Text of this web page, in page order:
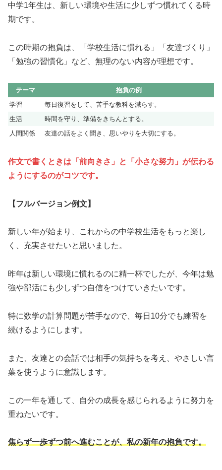
中学1年生は、新しい環境や生活に少しずつ慣れてくる時
期です。
この時期の抱負は、「学校生活に慣れる」「友達づくり」
「勉強の習慣化」など、無理のない内容が理想です。
テーマ
抱負の例
学習
毎日復習をして、苦手な教科を減らす。
生活
時間を守り、準備をきちんとする。
人間関係
友達の話をよく聞き、思いやりを大切にする。
作文で書くときは「前向きさ」と「小さな努力」が伝わる
ようにするのがコツです。
【フルバージョン例文】
新しい年が始まり、これからの中学校生活をもっと楽し
く、充実させたいと思いました。
昨年は新しい環境に慣れるのに精一杯でしたが、今年は勉
強や部活にも少しずつ自信をつけていきたいです。
特に数学の計算問題が苦手なので、毎日10分でも練習を
続けるようにします。
また、友達との会話では相手の気持ちを考え、やさしい言
葉を使うように意識します。
この一年を通して、自分の成長を感じられるように努力を
重ねたいです。
焦らず一歩ずつ前へ進むことが、私の新年の抱負です。